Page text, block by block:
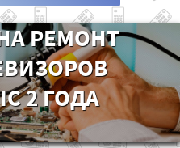
РЕМОНТ
2 ГОДА